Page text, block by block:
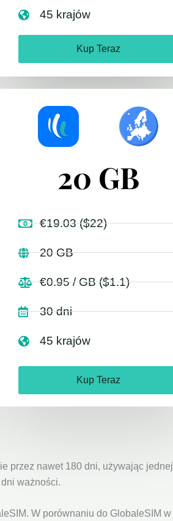
45 krajów
Kup Teraz
20 GB
€19.03 ($22)
20 GB
€0.95 / GB ($1.1)
30 dni
45 krajów
Kup Teraz
przez nawet 180 dni, używając jednej
ważności.
W porównaniu do GlobaleSIM w